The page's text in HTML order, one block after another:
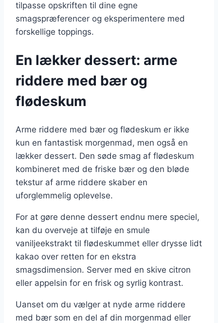
tilpasse opskriften til dine egne
smagspræferencer og eksperimentere med
forskellige toppings.
En lækker dessert: arme
riddere med bær og
flødeskum
Arme riddere med bær og flødeskum er ikke
kun en fantastisk morgenmad, men også en
lækker dessert. Den søde smag af flødeskum
kombineret med de friske bær og den bløde
tekstur af arme riddere skaber en
uforglemmelig oplevelse.
For at gøre denne dessert endnu mere speciel,
kan du overveje at tilføje en smule
vaniljeekstrakt til flødeskummet eller drysse lidt
kakao over retten for en ekstra
smagsdimension. Server med en skive citron
eller appelsin for en frisk og syrlig kontrast.
Uanset om du vælger at nyde arme riddere
med bær som en del af din morgenmad eller